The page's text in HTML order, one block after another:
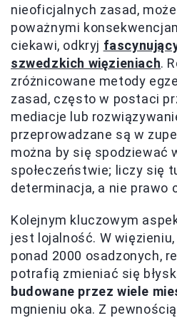
nieoficjalnych zasad,
poważnymi
ciekawi, odkryj
szwedzkich więzieniach.
zróżnicowane metody
zasad, często w postaci
mediacje lub
przeprowadzane są w
można by się spodziewać
społeczeństwie; liczy się
determinacja, a nie prawo
Kolejnym kluczowym
jest lojalność. W
ponad 2000 osadzonych,
potrafią zmieniać się
budowane przez wiele
mgnieniu oka. Z